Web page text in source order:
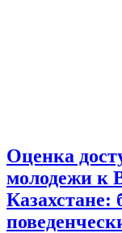
Оценка
молодежи к
Казахстане: